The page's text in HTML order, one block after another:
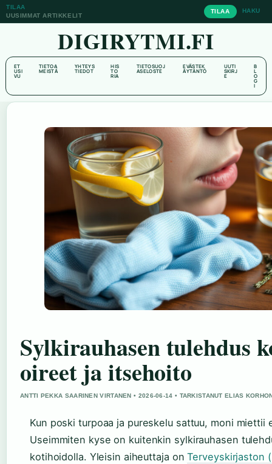
TILAA
UUSIMMAT ARTIKKELIT
TILAA HAKU
DIGIRYTMI.FI
ET
USI
VU
TIETOA
MEISTÄ
YHTEYS
TIEDOT
HIS
TO
RIA
TIETOSUOJ
ASELOSTE
EVÄSTEK
ÄYTÄNTÖ
UUTI
SKIRJ
E
B
L
O
G
I
Sylkirauhasen tulehdus
oireet ja itsehoito
ANTTI PEKKA SAARINEN VIRTANEN • 2026-06-14 • TARKISTANUT ELIAS
Kun poski turpoaa ja pureskelu sattuu, moni miettii
Useimmiten kyse on kuitenkin sylkirauhasen
kotihoidolla. Yleisin aiheuttaja onTerveyskirjaston